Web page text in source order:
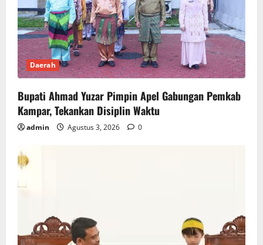
Daerah
Bupati Ahmad Yuzar Pimpin Apel Gabungan Pemkab
Kampar, Tekankan Disiplin Waktu
admin Agustus 3, 2026 0